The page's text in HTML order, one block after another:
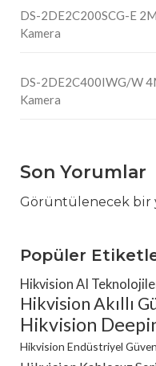
DS-2DE2C200SCG-E
Kamera
DS-2DE2C400IWG/W
Kamera
Son Yorumlar
Görüntülenecek bir
Popüler
Hikvision AI
Hikvision Akıllı
Hikvision
Hikvision Endüstriyel